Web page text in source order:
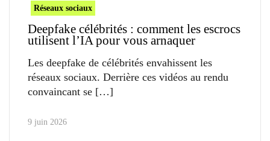
Réseaux sociaux
Deepfake célébrités : comment les escrocs
utilisent l’IA pour vous arnaquer
Les deepfake de célébrités envahissent les
réseaux sociaux. Derrière ces vidéos au rendu
convaincant se
9 juin 2026